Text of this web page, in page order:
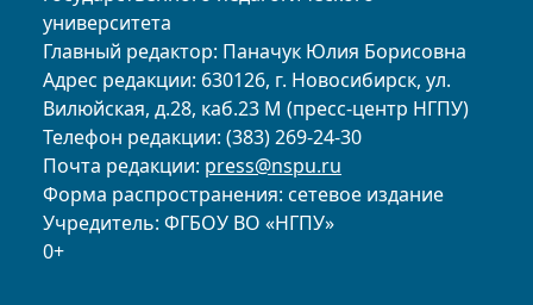
университета
Главный редактор: Паначук Юлия Борисовна
Адрес редакции: 630126, г. Новосибирск, ул.
Вилюйская, д.28, каб.23 М (пресс-центр НГПУ)
Телефон редакции: (383) 269-24-30
Почта редакции: press@nspu.ru
Форма распространения: сетевое издание
Учредитель: ФГБОУ ВО «НГПУ»
0+